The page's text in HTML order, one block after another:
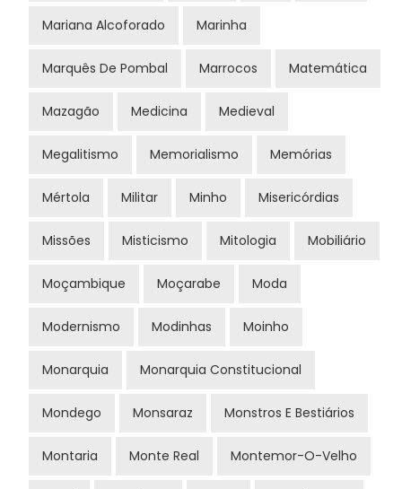
Mariana Alcoforado Marinha
Marquês De Pombal Marrocos Matemática
Mazagão Medicina Medieval
Megalitismo Memorialismo Memórias
Mértola Militar Minho Misericórdias
Missões Misticismo Mitologia Mobiliário
Moçambique Moçarabe Moda
Modernismo Modinhas Moinho
Monarquia Monarquia Constitucional
Mondego Monsaraz Monstros E Bestiários
Montaria Monte Real Montemor-O-Velho